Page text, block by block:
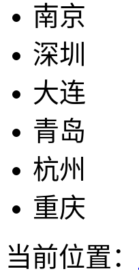
南京
深圳
大连
青岛
杭州
重庆
当前位置：